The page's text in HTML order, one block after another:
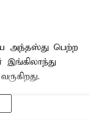
அந்தஸ்து பெற்ற